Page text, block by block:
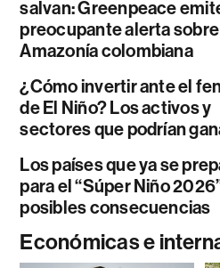
salvan: Greenpeace
preocupante alerta sobre
Amazonía colombiana
¿Cómo invertir ante el
de El Niño? Los activos y
sectores que podrían
Los países que ya se
para el “Súper Niño
posibles consecuencias
Económicas e